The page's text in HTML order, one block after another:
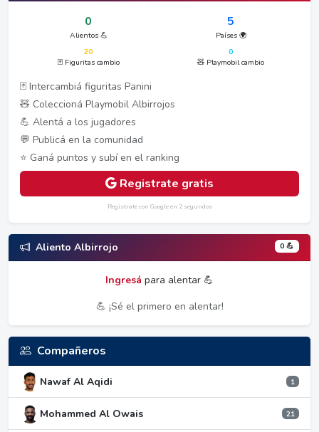
0
Alientos 💪
5
Países 🌍
20
🃏 Figuritas cambio
0
🧸 Playmobil cambio
🃏 Intercambiá figuritas Panini
🧸 Coleccioná Playmobil Albirrojos
💪 Alentá a los jugadores
💬 Publicá en la comunidad
⭐ Ganá puntos y subí en el ranking
Registrate gratis
Registrate con Google en 2 segundos
Aliento Albirrojo 0 💪
Ingresá para alentar 💪
💪 ¡Sé el primero en alentar!
Compañeros
Nawaf Al Aqidi 1
Mohammed Al Owais 21